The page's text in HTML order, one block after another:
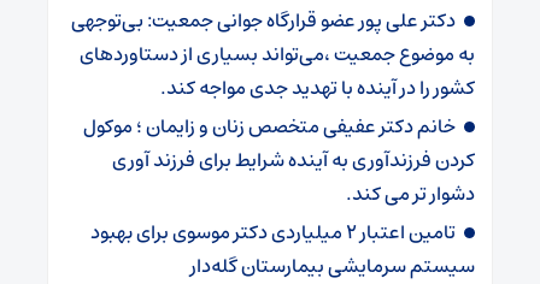
دکتر علی پور عضو قرارگاه جوانی جمعیت: بی‌توجهی
به موضوع جمعیت ،می‌تواند بسیاری از دستاوردهای
کشور را در آینده با تهدید جدی مواجه کند.
خانم دکتر عفیفی متخصص زنان و زایمان ؛ موکول
کردن فرزندآوری به آینده شرایط برای فرزند آوری
دشوار تر می کند.
تامین اعتبار ۲ میلیاردی دکتر موسوی برای بهبود
سیستم سرمایشی بیمارستان گله‌دار ‌